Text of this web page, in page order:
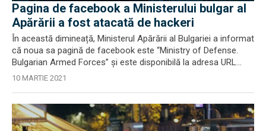
Pagina de facebook a Ministerului bulgar al
Apărării a fost atacată de hackeri
În această dimineață, Ministerul Apărării al Bulgariei a informat
că noua sa pagină de facebook este “Ministry of Defense.
Bulgarian Armed Forces” și este disponibilă la adresa URL...
10 MARTIE 2021